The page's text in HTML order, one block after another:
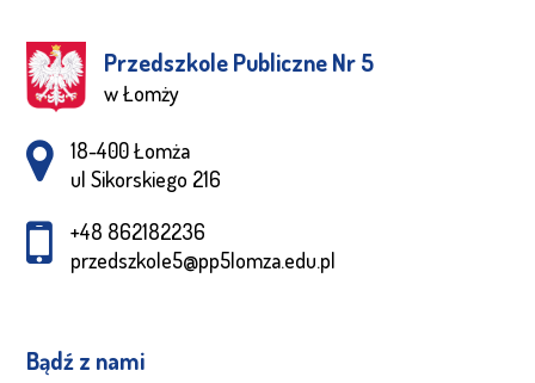
Przedszkole Publiczne Nr 5
w Łomży
Adres pocztowy:
18-400 Łomża
ul Sikorskiego 216
+48 862182236
przedszkole5@pp5lomza.edu.pl
Bądź z nami